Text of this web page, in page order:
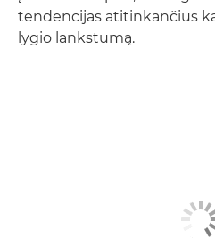
tendencijas atitinkančius
lygio lankstumą.